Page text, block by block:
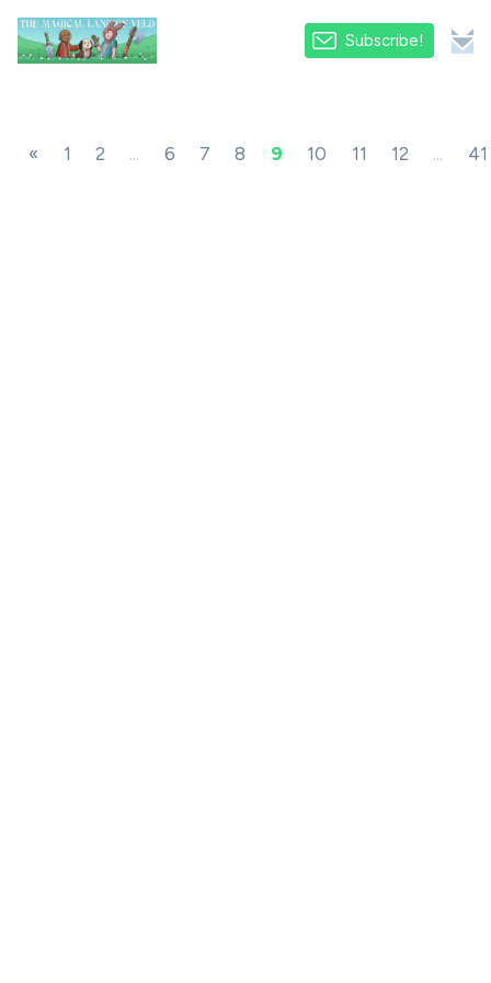
Subscribe!
« 1 2 ... 6 7 8 9 10 11 12 ... 41